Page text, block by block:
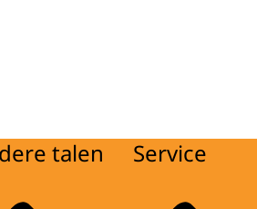
talen Service